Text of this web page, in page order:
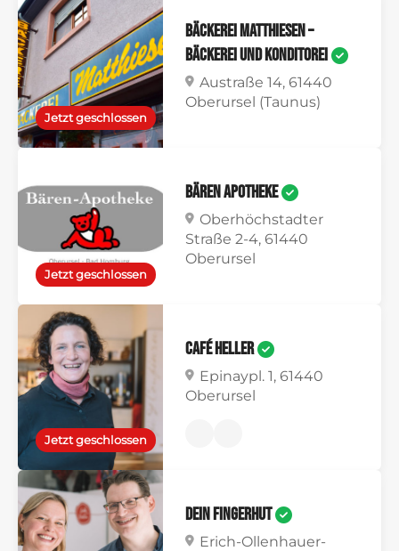
Jetzt geschlossen
Bäckerei Matthiesen –
Bäckerei und Konditorei
Austraße 14, 61440
Oberursel (Taunus)
Jetzt geschlossen
Bären Apotheke
Oberhöchstadter
Straße 2-4, 61440
Oberursel
Jetzt geschlossen
Café Heller
Epinaypl. 1, 61440
Oberursel
DEiN FiNGERHUT
Erich-Ollenhauer-